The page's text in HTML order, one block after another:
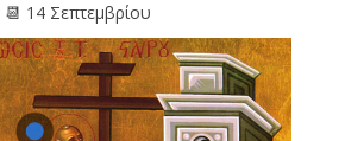
📆 14 Σεπτεμβρίου